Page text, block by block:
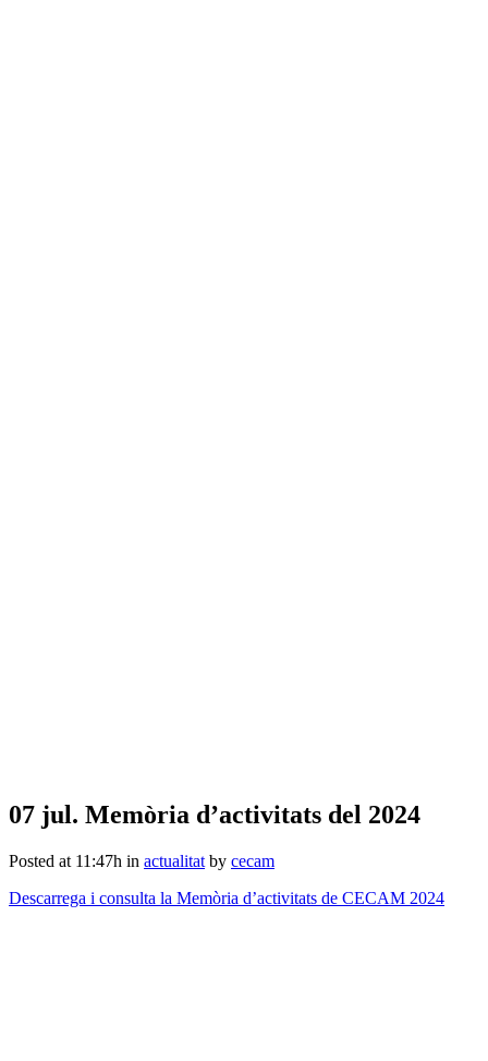
07 jul. Memòria d’activitats del 2024
Posted at 11:47h in actualitat by cecam
Descarrega i consulta la Memòria d’activitats de CECAM 2024